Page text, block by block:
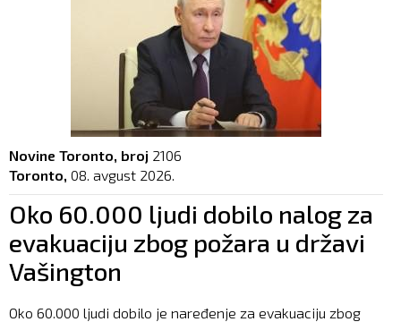
Novine Toronto, broj 2106
Toronto, 08. avgust 2026.
Oko 60.000 ljudi dobilo nalog za
evakuaciju zbog požara u državi
Vašington
Oko 60.000 ljudi dobilo je naređenje za evakuaciju zbog